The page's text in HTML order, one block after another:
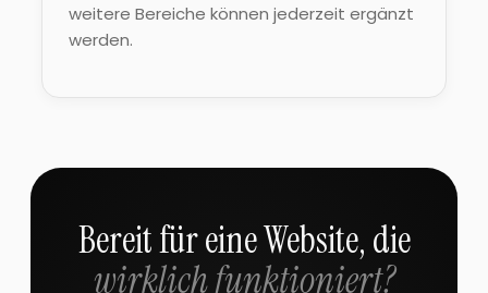
weitere Bereiche können jederzeit ergänzt
werden.
Bereit für eine Website, die
wirklich funktioniert?